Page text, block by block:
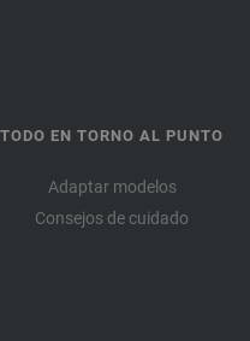
TODO EN TORNO AL PUNTO
Adaptar modelos
Consejos de cuidado